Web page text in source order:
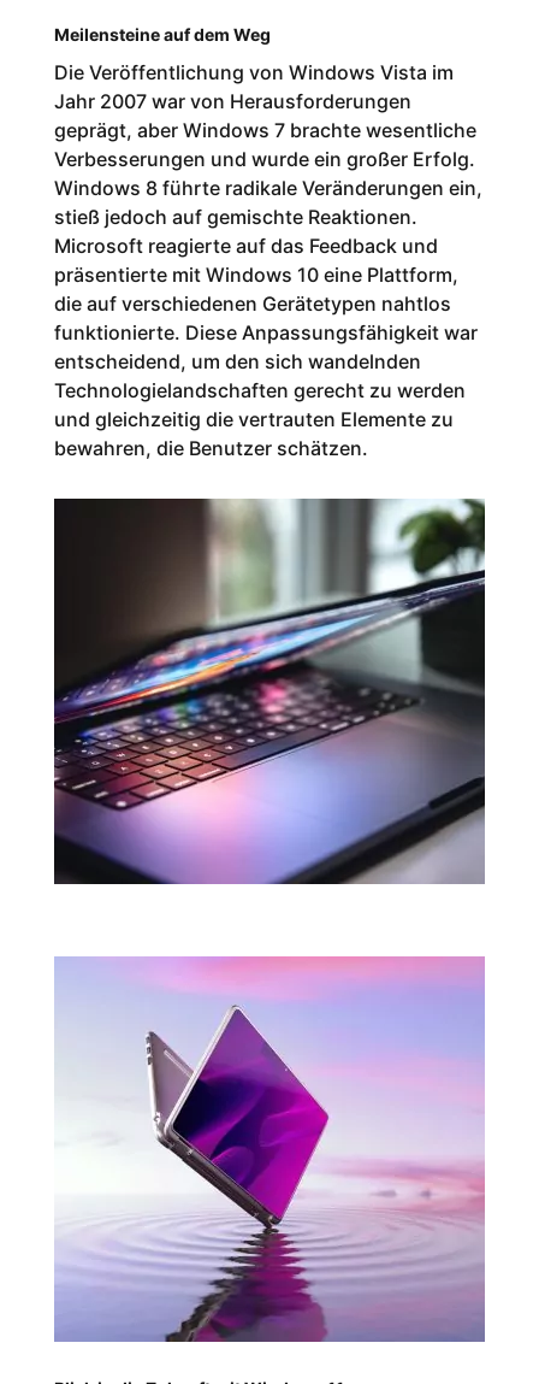
Meilensteine auf dem Weg
Die Veröffentlichung von Windows Vista im
Jahr 2007 war von Herausforderungen
geprägt, aber Windows 7 brachte wesentliche
Verbesserungen und wurde ein großer Erfolg.
Windows 8 führte radikale Veränderungen ein,
stieß jedoch auf gemischte Reaktionen.
Microsoft reagierte auf das Feedback und
präsentierte mit Windows 10 eine Plattform,
die auf verschiedenen Gerätetypen nahtlos
funktionierte. Diese Anpassungsfähigkeit war
entscheidend, um den sich wandelnden
Technologielandschaften gerecht zu werden
und gleichzeitig die vertrauten Elemente zu
bewahren, die Benutzer schätzen.